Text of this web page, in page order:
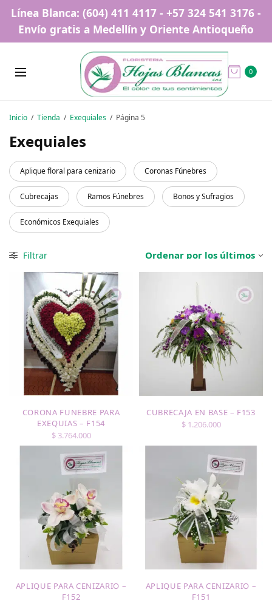
Línea Blanca: (604) 411 4117 - +57 324 541 3176 -
Envío gratis a Medellín y Oriente Antioqueño
0
Inicio / Tienda / Exequiales / Página 5
Exequiales
Aplique floral para cenizario Coronas Fúnebres
Cubrecajas Ramos Fúnebres Bonos y Sufragios
Económicos Exequiales
Filtrar
CORONA FUNEBRE PARA
EXEQUIAS – F154
$3.764.000
CUBRECAJA EN BASE – F153
$1.206.000
APLIQUE PARA CENIZARIO –
F152
APLIQUE PARA CENIZARIO –
F151